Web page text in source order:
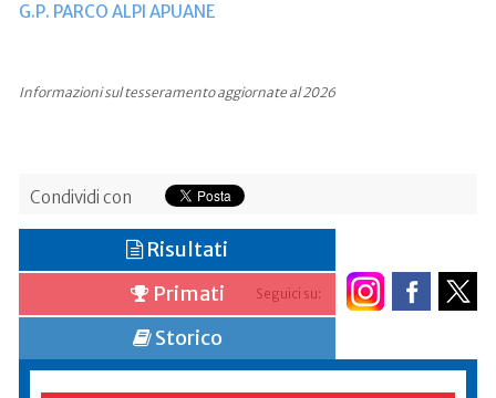
G.P. PARCO ALPI APUANE
Informazioni sul tesseramento aggiornate al 2026
Condividi con
Seguici su:
Risultati
Primati
Storico